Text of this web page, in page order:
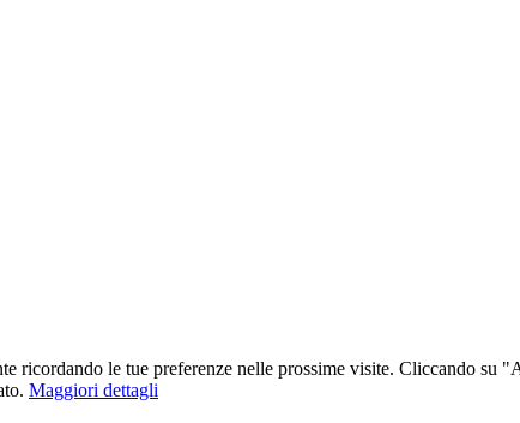
ricordando le tue preferenze nelle prossime visite. Cliccando
Maggiori dettagli